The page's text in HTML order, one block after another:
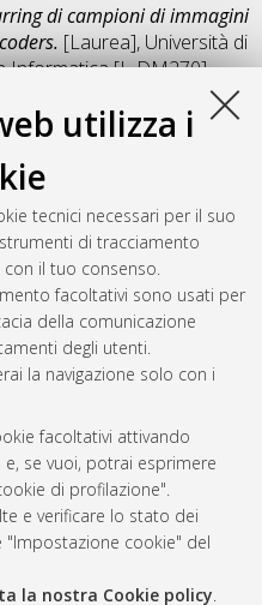
utilizza i
tecnici necessari per il suo
di tracciamento
il tuo consenso.
facoltativi sono usati per
della comunicazione
degli utenti.
la navigazione solo con i
facoltativi attivando
se vuoi, potrai esprimere
di profilazione".
e verificare lo stato dei
"Impostazione cookie" del
la nostra Cookie policy.
di campioni di immagini
[Laurea], Università di
Informatica [L-DM270],
Condividi
dell'autore. (